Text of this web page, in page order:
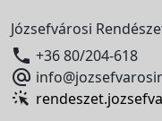
Józsefvárosi
 +36 80/204-618
